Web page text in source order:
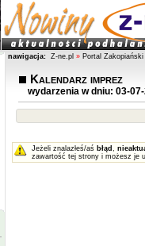
nawigacja: Z-ne.pl » Portal Zakopiański
Kalendarz imprez
wydarzenia w dniu: 03-
Jeżeli znalazłeś/aś błąd ,
zawartość tej strony i możesz je